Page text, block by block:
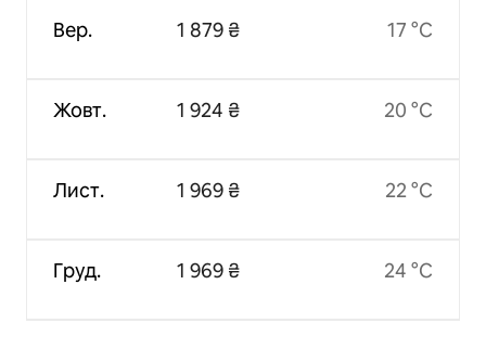
Вер.
Жовт.
Лист.
Груд.
1 879 ₴
1 924 ₴
1 969 ₴
1 969 ₴
17 °C
20 °C
22 °C
24 °C